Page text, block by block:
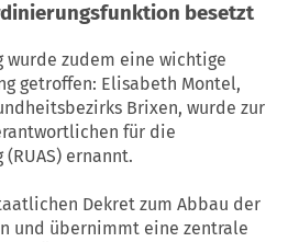
besetzt
wurde zudem eine wichtige
getroffen: Elisabeth Montel,
Brixen, wurde zur
für die
ernannt.
Dekret zum Abbau der
und übernimmt eine zentrale